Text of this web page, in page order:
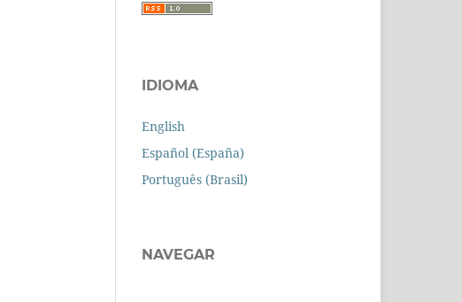
IDIOMA
English
Español (España)
Português (Brasil)
NAVEGAR